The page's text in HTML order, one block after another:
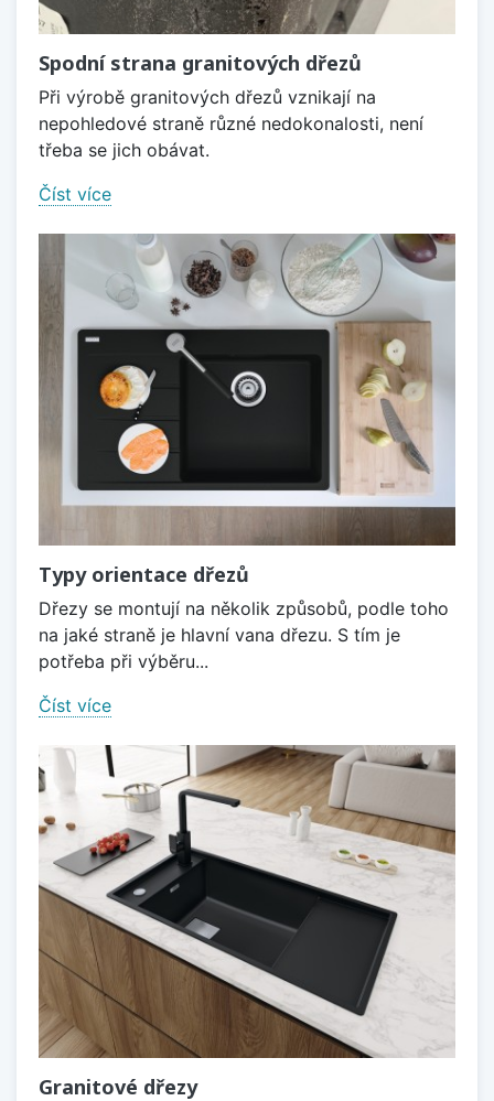
Spodní strana granitových dřezů
Při výrobě granitových dřezů vznikají na
nepohledové straně různé nedokonalosti, není
třeba se jich obávat.
Číst více
Typy orientace dřezů
Dřezy se montují na několik způsobů, podle toho
na jaké straně je hlavní vana dřezu. S tím je
potřeba při výběru...
Číst více
Granitové dřezy